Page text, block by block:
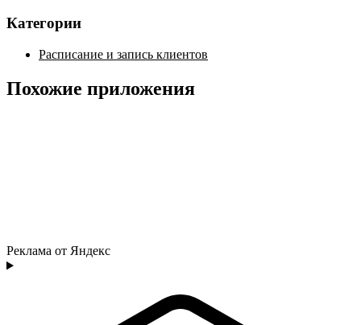
Категории
Расписание и запись клиентов
Похожие приложения
Реклама от Яндекс